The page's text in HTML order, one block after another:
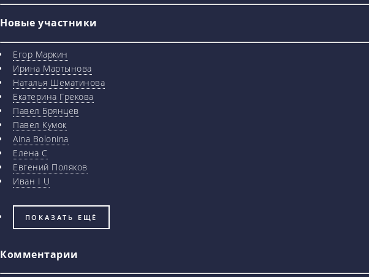
Новые участники
Егор Маркин
Ирина Мартынова
Наталья Шематинова
Екатерина Грекова
Павел Брянцев
Павел Кумок
Aina Bolonina
Елена С
Евгений Поляков
Иван I U
ПОКАЗАТЬ ЕЩЁ
Комментарии